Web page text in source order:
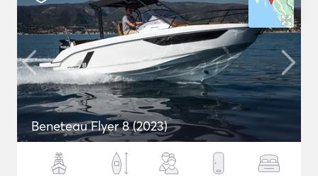
Beneteau Flyer 8 (2023)